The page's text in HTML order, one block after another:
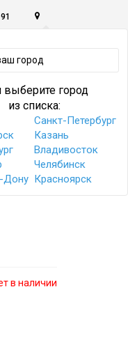
выберите город
из списка:
Санкт-Петербург
Казань
Владивосток
Челябинск
Дону Красноярск
0
в наличии